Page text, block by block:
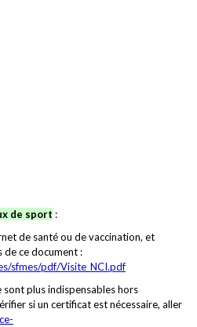
de sport :
de santé ou de vaccination, et
de ce document :
sfmes/pdf/Visite_NCI.pdf
sont plus indispensables hors
si un certificat est nécessaire, aller